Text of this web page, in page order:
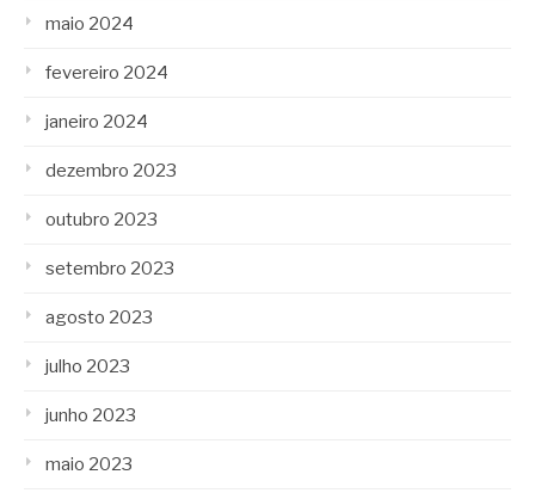
maio 2024
fevereiro 2024
janeiro 2024
dezembro 2023
outubro 2023
setembro 2023
agosto 2023
julho 2023
junho 2023
maio 2023